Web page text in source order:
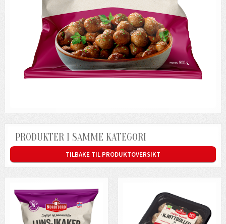
PRODUKTER I SAMME KATEGORI
TILBAKE TIL PRODUKTOVERSIKT